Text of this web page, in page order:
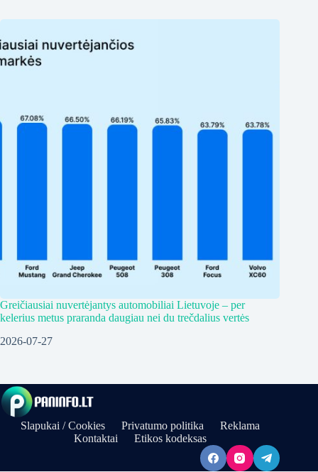
Greičiausiai nuvertėjantys automobiliai Lietuvoje – per
kelerius metus praranda daugiau nei du trečdalius vertės
2026-07-27
Slapukai / Cookies Privatumo politika
Reklama
Kontaktai
Etikos kodeksas